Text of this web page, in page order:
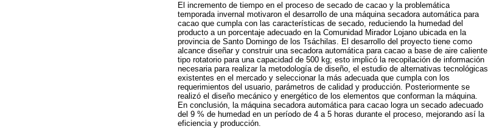
El incremento de tiempo en el proceso de secado de cacao y la problemática
temporada invernal motivaron el desarrollo de una máquina secadora automática para
cacao que cumpla con las características de secado, reduciendo la humedad del
producto a un porcentaje adecuado en la Comunidad Mirador Lojano ubicada en la
provincia de Santo Domingo de los Tsáchilas. El desarrollo del proyecto tiene como
alcance diseñar y construir una secadora automática para cacao a base de aire caliente
tipo rotatorio para una capacidad de 500 kg; esto implicó la recopilación de información
necesaria para realizar la metodología de diseño, el estudio de alternativas tecnológicas
existentes en el mercado y seleccionar la más adecuada que cumpla con los
requerimientos del usuario, parámetros de calidad y producción. Posteriormente se
realizó el diseño mecánico y energético de los elementos que conforman la máquina.
En conclusión, la máquina secadora automática para cacao logra un secado adecuado
del 9 % de humedad en un período de 4 a 5 horas durante el proceso, mejorando así la
eficiencia y producción.